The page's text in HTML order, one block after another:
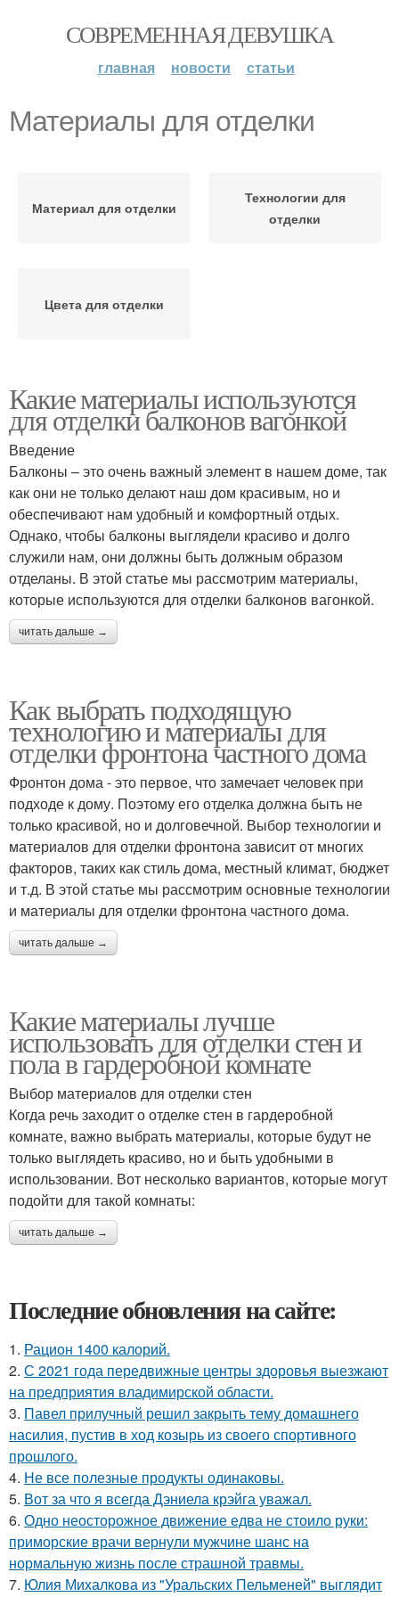
СОВРЕМЕННАЯ ДЕВУШКА
главная новости статьи
Материалы для отделки
Материал для отделки
Технологии для
отделки
Цвета для отделки
Какие материалы используются
для отделки балконов вагонкой
Введение
Балконы – это очень важный элемент в нашем доме, так
как они не только делают наш дом красивым, но и
обеспечивают нам удобный и комфортный отдых.
Однако, чтобы балконы выглядели красиво и долго
служили нам, они должны быть должным образом
отделаны. В этой статье мы рассмотрим материалы,
которые используются для отделки балконов вагонкой.
читать дальше →
Как выбрать подходящую
технологию и материалы для
отделки фронтона частного дома
Фронтон дома - это первое, что замечает человек при
подходе к дому. Поэтому его отделка должна быть не
только красивой, но и долговечной. Выбор технологии и
материалов для отделки фронтона зависит от многих
факторов, таких как стиль дома, местный климат, бюджет
и т.д. В этой статье мы рассмотрим основные технологии
и материалы для отделки фронтона частного дома.
читать дальше →
Какие материалы лучше
использовать для отделки стен и
пола в гардеробной комнате
Выбор материалов для отделки стен
Когда речь заходит о отделке стен в гардеробной
комнате, важно выбрать материалы, которые будут не
только выглядеть красиво, но и быть удобными в
использовании. Вот несколько вариантов, которые могут
подойти для такой комнаты:
читать дальше →
Последние обновления на сайте:
1. Рацион 1400 калорий.
2. С 2021 года передвижные центры здоровья выезжают
на предприятия владимирской области.
3. Павел прилучный решил закрыть тему домашнего
насилия, пустив в ход козырь из своего спортивного
прошлого.
4. Не все полезные продукты одинаковы.
5. Вот за что я всегда Дэниела крэйга уважал.
6. Одно неосторожное движение едва не стоило руки:
приморские врачи вернули мужчине шанс на
нормальную жизнь после страшной травмы.
7. Юлия Михалкова из "Уральских Пельменей" выглядит